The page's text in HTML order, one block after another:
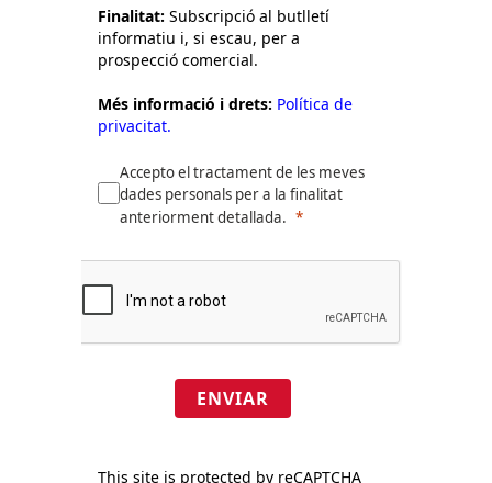
Finalitat:Subscripció al butlletí
informatiu i, si escau, per a
prospecció comercial.
Més informació i drets:
privacitat.
Accepto el tractament de les meves
dades personals per a la finalitat
ENVIAR